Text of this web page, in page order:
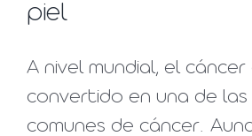
piel
A nivel mundial, el
convertido en una de las
comunes de cáncer.